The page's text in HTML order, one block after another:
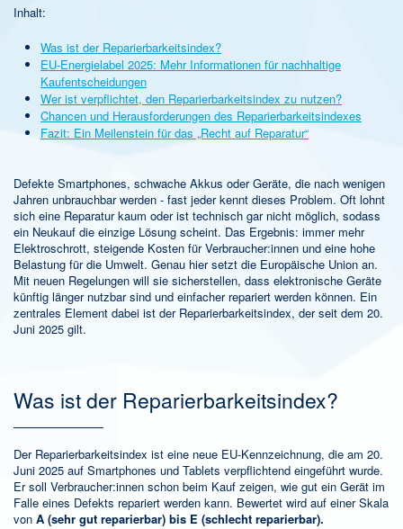
Inhalt:
Was ist der Reparierbarkeitsindex?
EU-Energielabel 2025: Mehr Informationen für nachhaltige
Kaufentscheidungen
Wer ist verpflichtet, den Reparierbarkeitsindex zu nutzen?
Chancen und Herausforderungen des Reparierbarkeitsindexes
Fazit: Ein Meilenstein für das „Recht auf Reparatur“
Defekte Smartphones, schwache Akkus oder Geräte, die nach wenigen
Jahren unbrauchbar werden - fast jeder kennt dieses Problem. Oft lohnt
sich eine Reparatur kaum oder ist technisch gar nicht möglich, sodass
ein Neukauf die einzige Lösung scheint. Das Ergebnis: immer mehr
Elektroschrott, steigende Kosten für Verbraucher:innen und eine hohe
Belastung für die Umwelt. Genau hier setzt die Europäische Union an.
Mit neuen Regelungen will sie sicherstellen, dass elektronische Geräte
künftig länger nutzbar sind und einfacher repariert werden können. Ein
zentrales Element dabei ist der Reparierbarkeitsindex, der seit dem 20.
Juni 2025 gilt.
Was ist der Reparierbarkeitsindex?
Der Reparierbarkeitsindex ist eine neue EU-Kennzeichnung, die am 20.
Juni 2025 auf Smartphones und Tablets verpflichtend eingeführt wurde.
Er soll Verbraucher:innen schon beim Kauf zeigen, wie gut ein Gerät im
Falle eines Defekts repariert werden kann. Bewertet wird auf einer Skala
von A (sehr gut reparierbar) bis E (schlecht reparierbar).